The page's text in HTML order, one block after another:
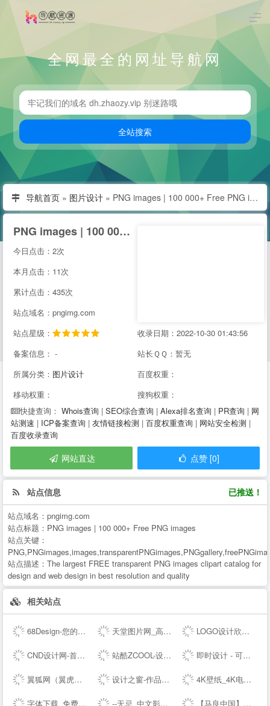
全网最全的网址导航网
导航首页 » 图片设计 » PNG images | 100 000+ Free PNG images
PNG images | 100 000+ Free PNG images
今日点击：2次
本月点击：11次
累计点击：435次
站点域名：pngimg.com
站点星级：
收录日期：2022-10-30 01:43:56
备案信息： -
站长ＱＱ：暂无
所属分类： 图片设计
百度权重：
移动权重：
搜狗权重：
快捷查询： Whois查询 | SEO综合查询 | Alexa排名查询 | PR查询 | 网
站测速 | ICP备案查询 | 友情链接检测 | 百度权重查询 | 网站安全检测 |
百度收录查询
网站直达 点赞 [0]
站点信息 已推送！
站点域名： pngimg.com
站点标题： PNG images | 100 000+ Free PNG images
站点关键：
站点描述： The largest FREE transparent PNG images clipart catalog for
design and web design in best resolution and quality
相关站点
68Design-您的线上设计部，找设计师远程工作专业平台 天堂图片网_高清无水印图片大全，唯美图片、桌面壁纸、高清图片素材大全 LOGO设计欣赏_国外标志设计欣赏 - LOGO圈
CND设计网-首席设计师网络媒体,为设计师提供有效的传播和服务,设计网络首选品牌,设计网络首选品牌 站酷ZCOOL-设计师互动平台-打开站酷，发现更好的设计！ 即时设计 - 可实时协作的专业 UI 设计工具
翼狐网（翼虎网）-学设计，上翼狐！ 设计之窗-作品设计及备案门户 4K壁纸_4K电脑壁纸_4K高清壁纸下载_4K,5K,6K,7K,8K壁纸图片素材_彼岸图网
字体下载_免费字体下载_商用字体设计定制--字魂网 --无忌_中文影像生活门户 【马良中国】免费3Dmax视频教程_3D室内设计_室外建筑_动画漫游设计学习视频-马良中国maliang.com